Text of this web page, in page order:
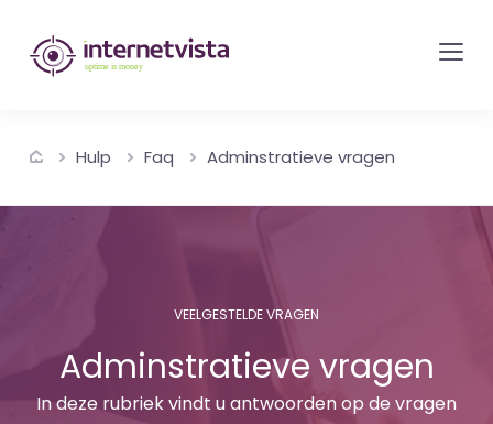
internetvista
monitoring
bewaking
van
websites
Uptime
money
Hulp Faq Adminstratieve vragen
VEELGESTELDE VRAGEN
Adminstratieve vragen
In deze rubriek vindt u antwoorden op de vragen